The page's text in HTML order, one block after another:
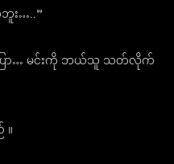
း…..”
ြော… မင်းကို ဘယ်သူ သတ်လိုက်